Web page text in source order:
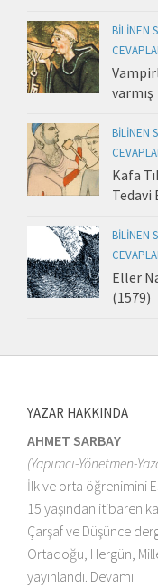
BILINEN
varmış
BILINEN
Kafa
Tedavi
BILINEN
Eller
(1579)
YAZAR HAKKINDA
AHMET SARBAY
(Yapımcı-Yönetmen-
İlk ve orta öğrenimini
15 yaşından itibaren
Çarşaf ve Düşünce
Ortadoğu, Hergün,
yayınlandı. Devamı